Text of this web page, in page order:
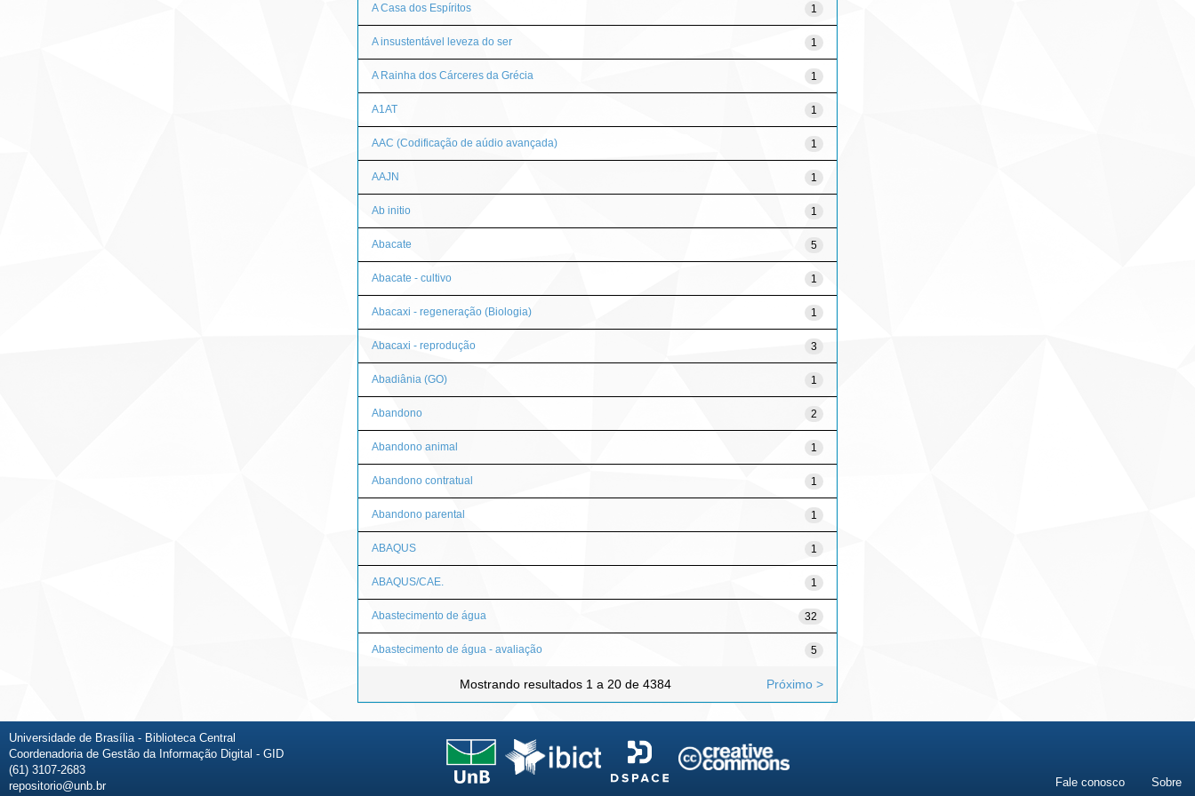
A Casa dos Espíritos 1
A insustentável leveza do ser 1
A Rainha dos Cárceres da Grécia 1
A1AT 1
AAC (Codificação de aúdio avançada) 1
AAJN 1
Ab initio 1
Abacate 5
Abacate - cultivo 1
Abacaxi - regeneração (Biologia) 1
Abacaxi - reprodução 3
Abadiânia (GO) 1
Abandono 2
Abandono animal 1
Abandono contratual 1
Abandono parental 1
ABAQUS 1
ABAQUS/CAE. 1
Abastecimento de água 32
Abastecimento de água - avaliação 5
Mostrando resultados 1 a 20 de 4384 Próximo >
Universidade de Brasília - Biblioteca Central
Coordenadoria de Gestão da Informação Digital - GID
(61) 3107-2683
repositorio@unb.br
Fale conosco Sobre